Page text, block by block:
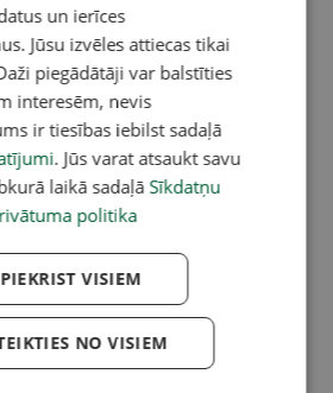
un ierīces
Jūsu izvēles attiecas tikai
piegādātāji var balstīties
interesēm, nevis
ir tiesības iebilst sadaļā
. Jūs varat atsaukt savu
laikā sadaļā Sīkdatņu
politika
PIEKRIST VISIEM
NO VISIEM